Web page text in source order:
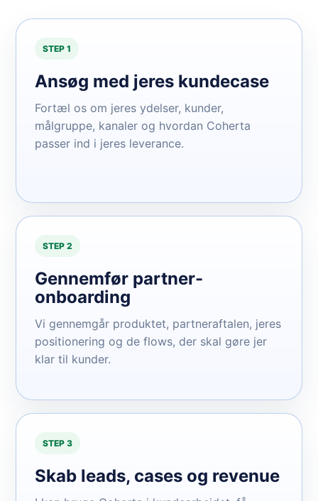
STEP 1
Ansøg med jeres kundecase
Fortæl os om jeres ydelser, kunder,
målgruppe, kanaler og hvordan Coherta
passer ind i jeres leverance.
STEP 2
Gennemfør partner-
onboarding
Vi gennemgår produktet, partneraftalen, jeres
positionering og de flows, der skal gøre jer
klar til kunder.
STEP 3
Skab leads, cases og revenue